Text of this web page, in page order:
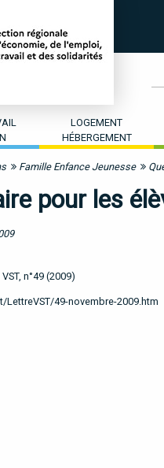
LOGEMENT
HÉBERGEMENT
Famille Enfance Jeunesse
pour les
n°49 (2009)
49-novembre-2009.htm